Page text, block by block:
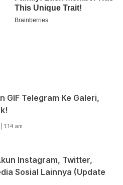
GIF Telegram Ke Galeri,
am
Instagram, Twitter,
Sosial Lainnya (Update